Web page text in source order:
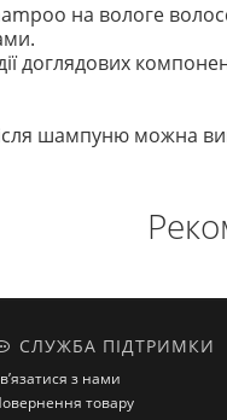
на вологе
доглядових
шампуню можна
СЛУЖБА ПІДТРИМКИ
з нами
товару